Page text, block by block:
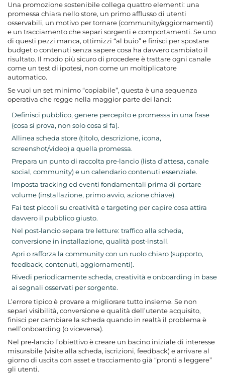
Una promozione sostenibile collega quattro elementi: una
promessa chiara nello store, un primo afflusso di utenti
osservabili, un motivo per tornare (community/aggiornamenti)
e un tracciamento che separi sorgenti e comportamenti. Se uno
di questi pezzi manca, ottimizzi “al buio” e finisci per spostare
budget o contenuti senza sapere cosa ha davvero cambiato il
risultato. Il modo più sicuro di procedere è trattare ogni canale
come un test di ipotesi, non come un moltiplicatore
automatico.
Se vuoi un set minimo “copiabile”, questa è una sequenza
operativa che regge nella maggior parte dei lanci:
Definisci pubblico, genere percepito e promessa in una frase
(cosa si prova, non solo cosa si fa).
Allinea scheda store (titolo, descrizione, icona,
screenshot/video) a quella promessa.
Prepara un punto di raccolta pre‑lancio (lista d’attesa, canale
social, community) e un calendario contenuti essenziale.
Imposta tracking ed eventi fondamentali prima di portare
volume (installazione, primo avvio, azione chiave).
Fai test piccoli su creatività e targeting per capire cosa attira
davvero il pubblico giusto.
Nel post‑lancio separa tre letture: traffico alla scheda,
conversione in installazione, qualità post‑install.
Apri o rafforza la community con un ruolo chiaro (supporto,
feedback, contenuti, aggiornamenti).
Rivedi periodicamente scheda, creatività e onboarding in base
ai segnali osservati per sorgente.
L’errore tipico è provare a migliorare tutto insieme. Se non
separi visibilità, conversione e qualità dell’utente acquisito,
finisci per cambiare la scheda quando in realtà il problema è
nell’onboarding (o viceversa).
Nel pre‑lancio l’obiettivo è creare un bacino iniziale di interesse
misurabile (visite alla scheda, iscrizioni, feedback) e arrivare al
giorno di uscita con asset e tracciamento già “pronti a leggere”
gli utenti.